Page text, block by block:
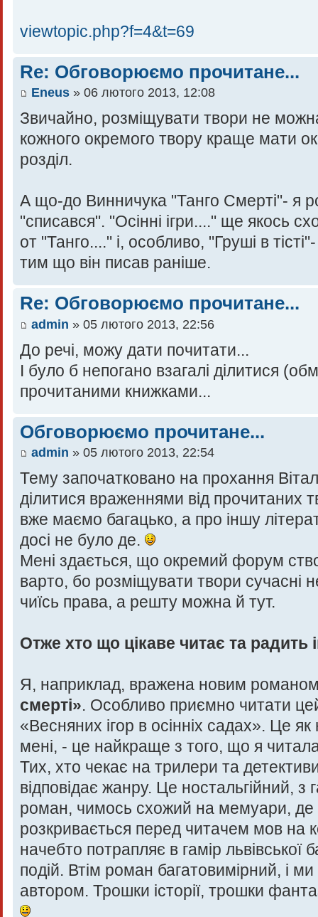
viewtopic.php?f=4&t=69
Re: Обговорюємо прочитане...
Eneus » 06 лютого 2013, 12:08
Звичайно, розміщувати твори не
кожного окремого твору краще мати
розділ.
А що-до Винничука "Танго Смерті"- я
"списався". "Осінні ігри...." ще якось
от "Танго...." і, особливо, "Груші в
тим що він писав раніше.
Re: Обговорюємо прочитане...
admin » 05 лютого 2013, 22:56
До речі, можу дати почитати...
І було б непогано взагалі ділитися
прочитаними книжками...
Обговорюємо прочитане...
admin » 05 лютого 2013, 22:54
Тему започатковано на прохання
ділитися враженнями від прочитаних
вже маємо багацько, а про іншу
досі не було де.
Мені здається, що окремий форум
варто, бо розміщувати твори
чиїсь права, а решту можна й тут.
Отже хто що цікаве читає та радить
Я, наприклад, вражена новим
смерті». Особливо приємно читати
«Весняних ігор в осінніх садах». Це
мені, - це найкраще з того, що я читала
Тих, хто чекає на трилери та
відповідає жанру. Це ностальгійний,
роман, чимось схожий на мемуари, де
розкривається перед читачем мов на
начебто потрапляє в гамір львівської
подій. Втім роман багатовимірний, і
автором. Трошки історії, трошки